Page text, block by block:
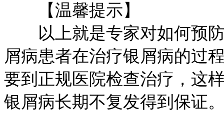
【温馨提示】
以上就是专家对如何预防
屑病患者在治疗银屑病的过
要到正规医院检查治疗，这
银屑病长期不复发得到保证